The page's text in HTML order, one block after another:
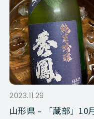
2023.11.29
山形県 – 「蔵部」10